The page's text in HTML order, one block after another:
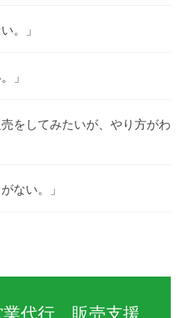
。」
」
をしてみたいが、やり方がわ
ない。」
代行、販売支援